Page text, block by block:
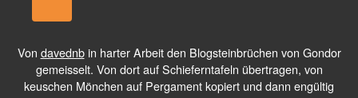
Von davednbin harter Arbeit den Blogsteinbrüchen von Gondor
gemeisselt. Von dort auf Schieferntafeln übertragen, von
keuschen Mönchen auf Pergament kopiert und dann engültig